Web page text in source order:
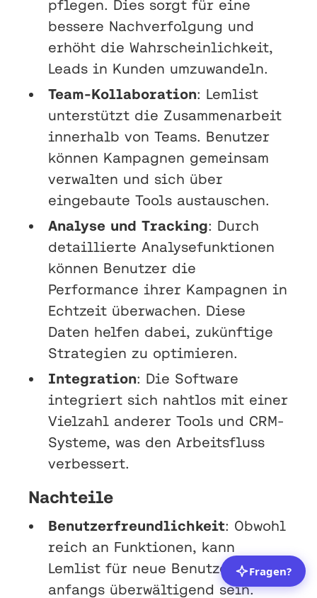
pflegen. Dies sorgt für eine
bessere Nachverfolgung und
erhöht die Wahrscheinlichkeit,
Leads in Kunden umzuwandeln.
Team-Kollaboration: Lemlist
unterstützt die Zusammenarbeit
innerhalb von Teams. Benutzer
können Kampagnen gemeinsam
verwalten und sich über
eingebaute Tools austauschen.
Analyse und Tracking: Durch
detaillierte Analysefunktionen
können Benutzer die
Performance ihrer Kampagnen in
Echtzeit überwachen. Diese
Daten helfen dabei, zukünftige
Strategien zu optimieren.
Integration: Die Software
integriert sich nahtlos mit einer
Vielzahl anderer Tools und CRM-
Systeme, was den Arbeitsfluss
verbessert.
Nachteile
Benutzerfreundlichkeit: Obwohl
reich an Funktionen, kann
Lemlist für neue Benutzer
anfangs überwältigend sein.